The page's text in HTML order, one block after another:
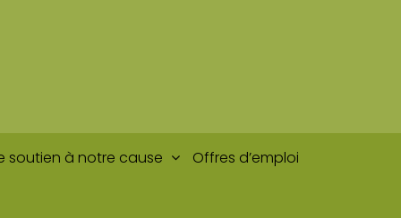
soutien à notre cause Offres d’emploi